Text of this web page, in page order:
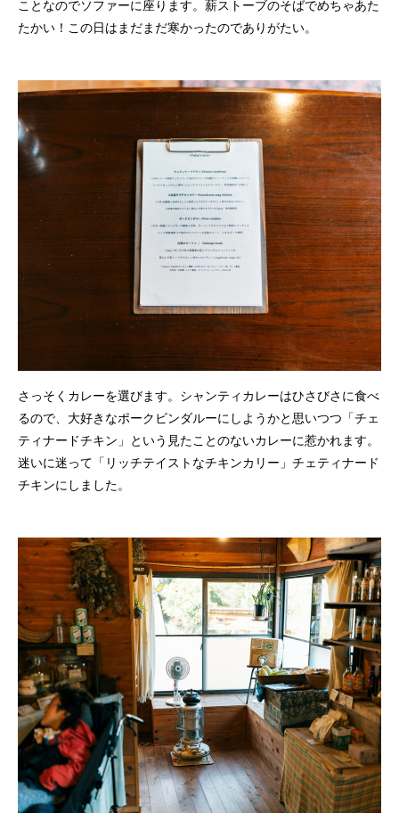
ことなのでソファーに座ります。薪ストーブのそばでめちゃあた
たかい！この日はまだまだ寒かったのでありがたい。
さっそくカレーを選びます。シャンティカレーはひさびさに食べ
るので、大好きなポークビンダルーにしようかと思いつつ「チェ
ティナードチキン」という見たことのないカレーに惹かれます。
迷いに迷って「リッチテイストなチキンカリー」チェティナード
チキンにしました。